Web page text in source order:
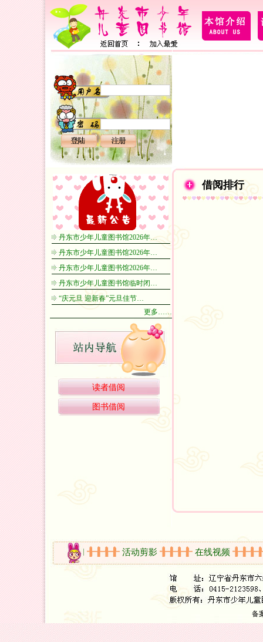
丹东市少年儿童图书馆2026年…
丹东市少年儿童图书馆2026年…
丹东市少年儿童图书馆2026年…
丹东市少年儿童图书馆临时闭…
“庆元旦 迎新春”元旦佳节…
更多……
读者借阅
图书借阅
借阅排行
开放时间 活动剪影 在线视频
备